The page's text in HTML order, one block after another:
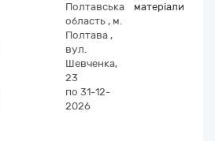
Полтавська
область , м.
Полтава ,
вул.
Шевченка,
23
по 31-12-
2026
матеріали